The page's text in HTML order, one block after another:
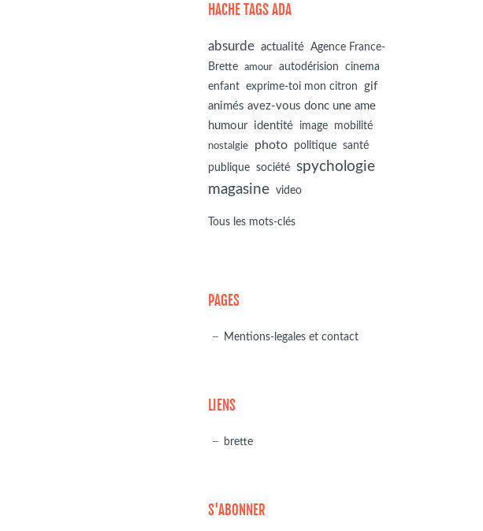
HACHE TAGS ADA
absurde actualité Agence France-
Brette
amour autodérision
cinema
enfant exprime-toi mon citron
gif
animés avez-vous donc une ame
humour identité image mobilité
nostalgie photo politique santé
publique société spychologie
magasine video
Tous les mots-clés
PAGES
Mentions-legales et contact
LIENS
brette
S'ABONNER